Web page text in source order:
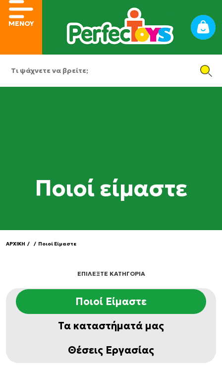
ΜΕΝΟΥ
Ποιοί είμαστε
ΑΡΧΙΚΗ / / Ποιοί Είμαστε
ΕΠΙΛΕΞΤΕ ΚΑΤΗΓΟΡΙΑ
Ποιοί Είμαστε
Τα καταστήματά μας
Θέσεις Εργασίας